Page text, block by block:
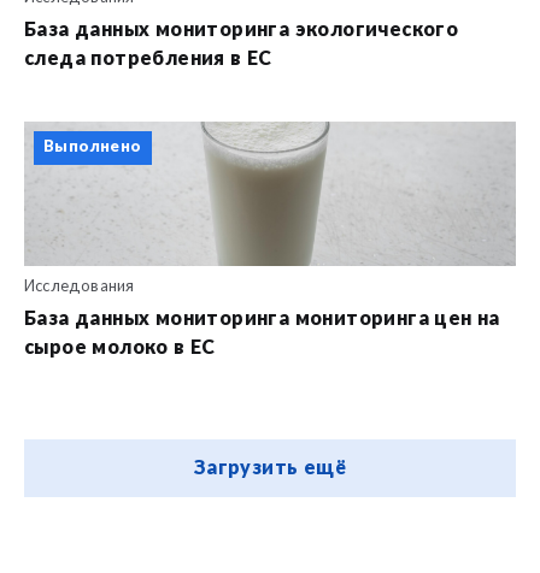
База данных мониторинга экологического
следа потребления в ЕС
Выполнено
Исследования
База данных мониторинга мониторинга цен на
сырое молоко в ЕС
Загрузить ещё